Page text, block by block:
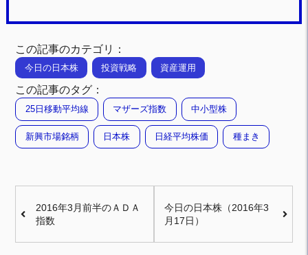
この記事のカテゴリ：
今日の日本株 投資戦略 資産運用
この記事のタグ：
25日移動平均線 マザーズ指数 中小型株
新興市場銘柄 日本株 日経平均株価 種まき
2016年3月前半のＡＤＡ
指数
今日の日本株（2016年3
月17日）